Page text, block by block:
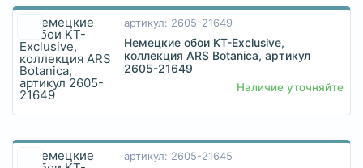
артикул: 2605-21649
Немецкие обои KT-Exclusive,
коллекция ARS Botanica, артикул
2605-21649
Наличие уточняйте
артикул: 2605-21645